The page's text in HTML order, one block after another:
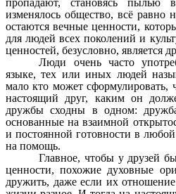
пропадают, становясь
изменялось общество, всё равно
остаются вечные ценности,
для людей всех поколений и
ценностей, безусловно, является
Люди очень часто
языке, тех или иных людей
мало кто может сформулировать,
настоящий друг, каким он
дружбы сходны в одном:
основанные на взаимной
и постоянной готовности в
на помощь.
Главное, чтобы у друзей
ценности, похожие духовные
дружить, даже если их